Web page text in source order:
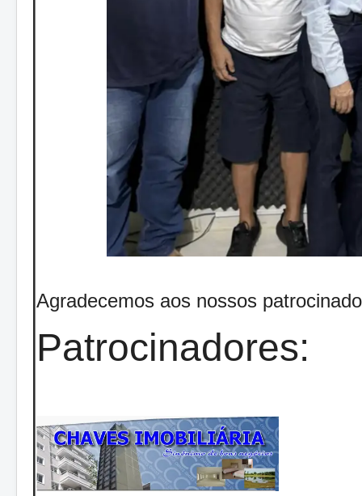
Agradecemos aos nossos
Patrocinadores: